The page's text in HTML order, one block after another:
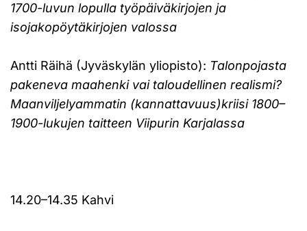
1700-luvun lopulla työpäiväkirjojen ja
isojakopöytäkirjojen valossa
Antti Räihä (Jyväskylän yliopisto): Talonpojasta
pakeneva maahenki vai taloudellinen realismi?
Maanviljelyammatin (kannattavuus)kriisi 1800–
1900-lukujen taitteen Viipurin Karjalassa
14.20–14.35 Kahvi